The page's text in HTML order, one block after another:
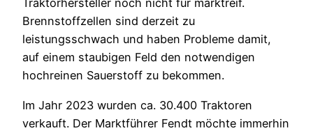
Traktorhersteller noch nicht für marktreif.
Brennstoffzellen sind derzeit zu
leistungsschwach und haben Probleme damit,
auf einem staubigen Feld den notwendigen
hochreinen Sauerstoff zu bekommen.
Im Jahr 2023 wurden ca. 30.400 Traktoren
verkauft. Der Marktführer Fendt möchte immerhin